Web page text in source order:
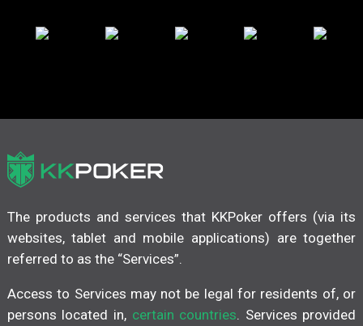
The products and services that KKPoker offers (via its
websites, tablet and mobile applications) are together
referred to as the “Services”.
Access to Services may not be legal for residents of, or
persons located in, certain countries . Services provided